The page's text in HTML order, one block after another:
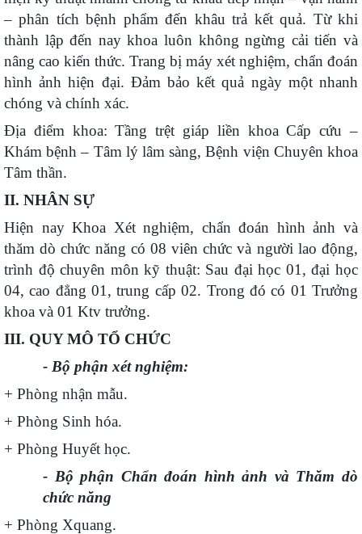
– phân tích bệnh phẩm đến khâu trả kết quả. Từ khi
thành lập đến nay khoa luôn không ngừng cải tiến và
nâng cao kiến thức. Trang bị máy xét nghiệm, chẩn đoán
hình ảnh hiện đại. Đảm bảo kết quả ngày một nhanh
chóng và chính xác.
Địa điểm khoa:Tầng trệt giáp liền khoaCấp cứu –
Khám bệnh – Tâm lý lâm sàng,Bệnh viện Chuyên khoa
Tâm thần.
II. NHÂN SỰ
Hiện nay Khoa Xét nghiệm, chẩn đoán hình ảnh và
thăm dò chức năng có 08viên chức và người lao động,
trình độ chuyên môn kỹ thuật: Sau đại học 01, đại học
04, cao đẳng 01, trung cấp 02. Trong đó có 01 Trưởng
khoa và 01 Ktv trưởng.
III. QUY MÔ TỔ CHỨC
- Bộ phận xét nghiệm:
+ Phòng nhận mẫu.
+ Phòng Sinh hóa.
+ Phòng Huyết học.
- Bộ phận Chẩn đoán hình ảnh và Thăm dò
chức năng
+ Phòng Xquang.